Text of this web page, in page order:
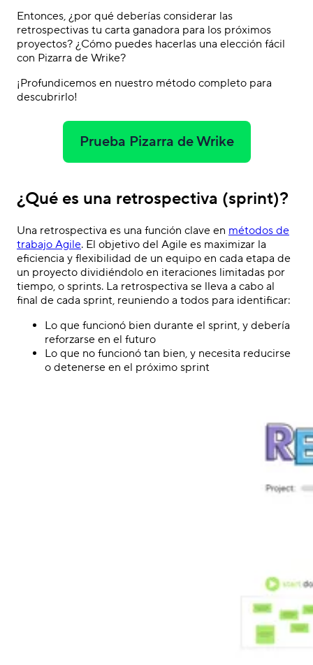
Entonces, ¿por qué deberías considerar las
retrospectivas tu carta ganadora para los próximos
proyectos? ¿Cómo puedes hacerlas una elección fácil
con Pizarra de Wrike?
¡Profundicemos en nuestro método completo para
descubrirlo!
Prueba Pizarra de Wrike
¿Qué es una retrospectiva (sprint)?
Una retrospectiva es una función clave en métodos de
trabajo Agile. El objetivo del Agile es maximizar la
eficiencia y flexibilidad de un equipo en cada etapa de
un proyecto dividiéndolo en iteraciones limitadas por
tiempo, o sprints. La retrospectiva se lleva a cabo al
final de cada sprint, reuniendo a todos para identificar:
Lo que funcionó bien durante el sprint, y debería
reforzarse en el futuro
Lo que no funcionó tan bien, y necesita reducirse
o detenerse en el próximo sprint